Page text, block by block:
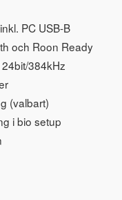
PC USB-B
och Roon Ready
384kHz
(valbart)
i bio setup